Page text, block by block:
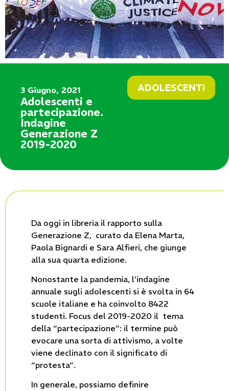
3 Giugno, 2021
Adolescenti e
partecipazione.
Indagine
Generazione Z
2019-2020
ADOLESCENTI
Da oggi in libreria il rapporto sulla
Generazione Z, curato da Elena Marta,
Paola Bignardi e Sara Alfieri, che giunge
alla sua quarta edizione.
Nonostante la pandemia, l’indagine
annuale sugli adolescenti si è svolta in 64
scuole italiane e ha coinvolto 8422
studenti. Focus del 2019-2020 il tema
della “partecipazione”: il termine può
evocare una sorta di atti­vismo, a volte
viene declinato con il significato di
“protesta”.
In generale, possiamo definire